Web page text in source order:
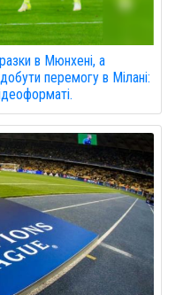
в Мюнхені, а
перемогу в Мілані: